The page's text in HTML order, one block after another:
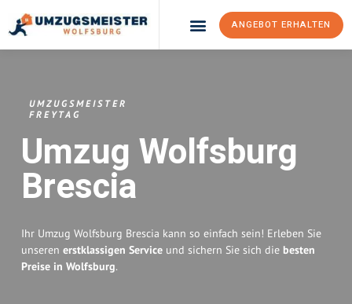
ANGEBOT ERHALTEN
UMZUGSMEISTER
FREYTAG
Umzug Wolfsburg
Brescia
Ihr Umzug Wolfsburg Brescia kann so einfach sein! Erleben Sie
unseren erstklassigen Service und sichern Sie sich die besten
Preise in Wolfsburg.